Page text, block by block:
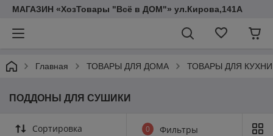
МАГАЗИН «ХозТовары "Всё в ДОМ"» ул.Кирова,141А
Главная ТОВАРЫ ДЛЯ ДОМА ТОВАРЫ ДЛЯ КУХНИ
ПОДДОНЫ ДЛЯ СУШИКИ
Сортировка 0 Фильтры